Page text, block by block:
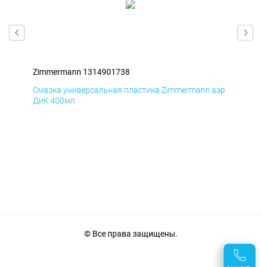
Zimmermann 1314901738
Смазка универсальная пластика Zimmermann аэр
ДиК 400мл
© Все права защищены.